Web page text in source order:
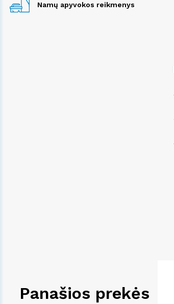
Namų apyvokos reikmenys
Panašios prekės